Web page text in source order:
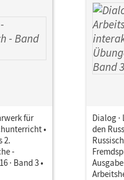
für
•
2.
-
· Band 3 •
Dialog
den
Ausgabe